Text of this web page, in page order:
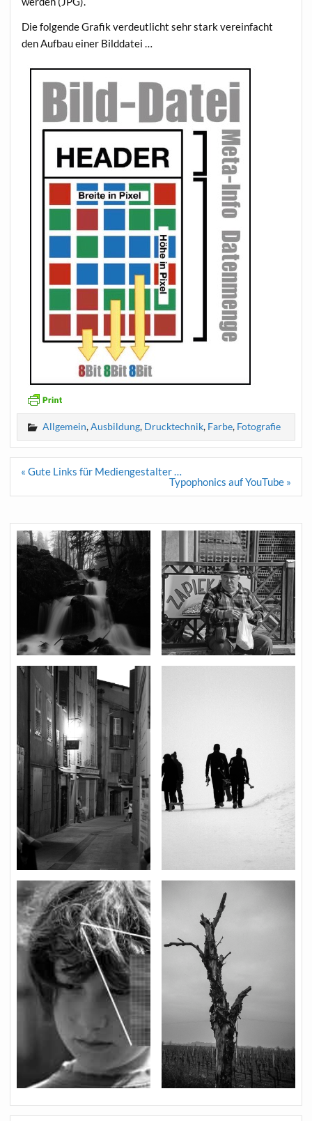
Die folgende Grafik verdeutlicht sehr stark vereinfacht
den Aufbau einer Bilddatei …
Allgemein,Ausbildung, Drucktechnik, Farbe, Fotografie
Beitragsnavigation
« Gute Links für Mediengestalter …
Typophonics auf YouTube »